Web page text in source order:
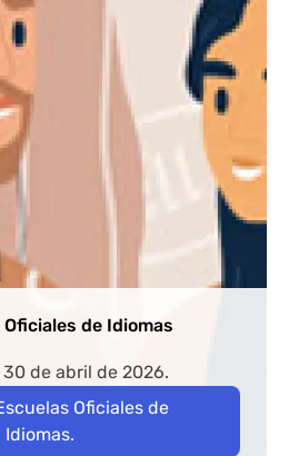
de Idiomas
30 de abril de 2026.
Oficiales de
Idiomas.